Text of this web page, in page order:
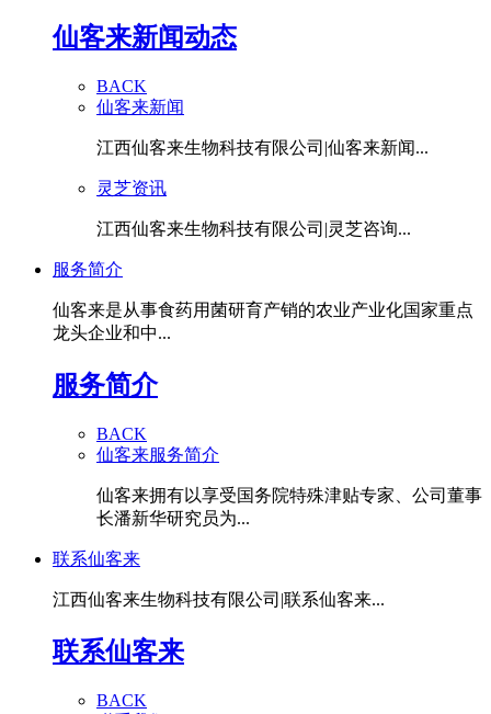
仙客来新闻动态
BACK
仙客来新闻
江西仙客来生物科技有限公司|仙客来新闻...
灵芝资讯
江西仙客来生物科技有限公司|灵芝咨询...
服务简介
仙客来是从事食药用菌研育产销的农业产业化国家重点
龙头企业和中...
服务简介
BACK
仙客来服务简介
仙客来拥有以享受国务院特殊津贴专家、公司董事
长潘新华研究员为...
联系仙客来
江西仙客来生物科技有限公司|联系仙客来...
联系仙客来
BACK